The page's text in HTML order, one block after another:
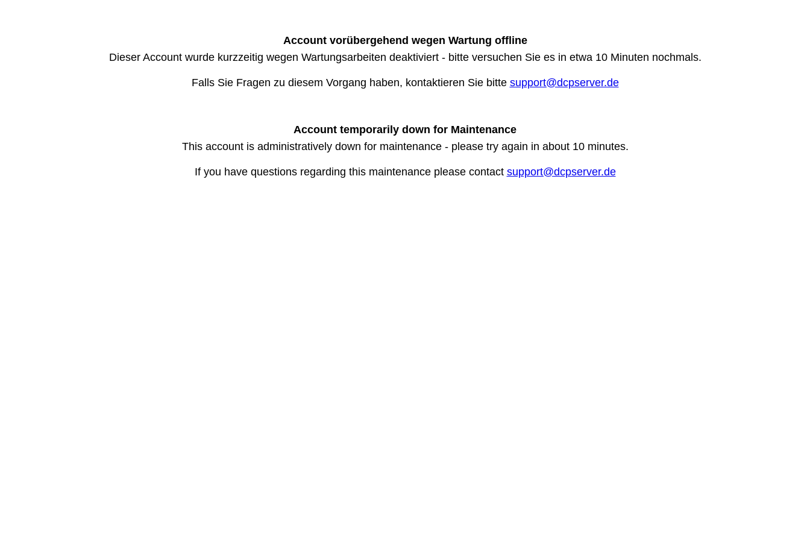
Account vorübergehend wegen Wartung offline
Dieser Account wurde kurzzeitig wegen Wartungsarbeiten deaktiviert - bitte versuchen Sie es in etwa 10 Minuten nochmals.
Falls Sie Fragen zu diesem Vorgang haben, kontaktieren Sie bitte support@dcpserver.de
Account temporarily down for Maintenance
This account is administratively down for maintenance - please try again in about 10 minutes.
If you have questions regarding this maintenance please contact support@dcpserver.de